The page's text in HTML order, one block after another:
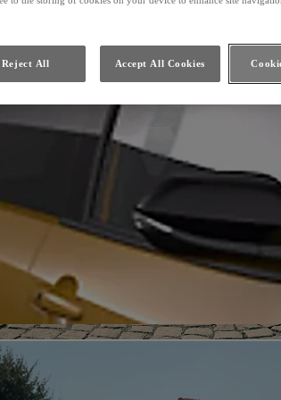
Reject All Accept All Cookies